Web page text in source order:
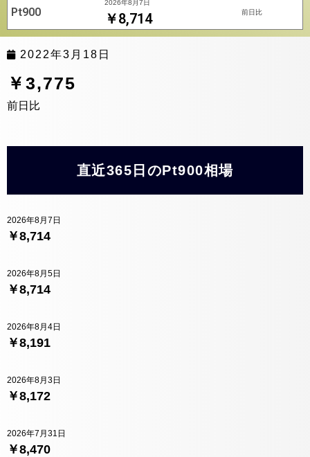
Pt900 ￥8,714
2026年8月7日
前日比
2022年3月18日
￥3,775
前日比
直近365日のPt900相場
￥8,714
2026年8月7日
￥8,714
2026年8月5日
￥8,191
2026年8月4日
￥8,172
2026年8月3日
￥8,470
2026年7月31日